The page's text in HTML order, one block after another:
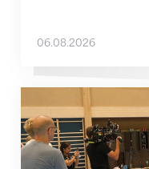
06.08.2026
Mit klaren Zielen